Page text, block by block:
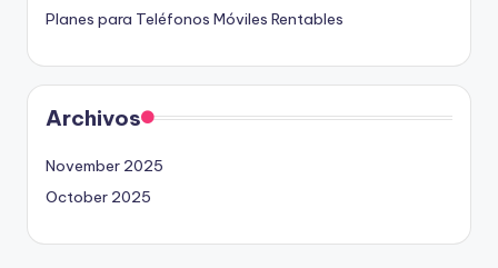
Planes para Teléfonos Móviles Rentables
Archivos
November 2025
October 2025